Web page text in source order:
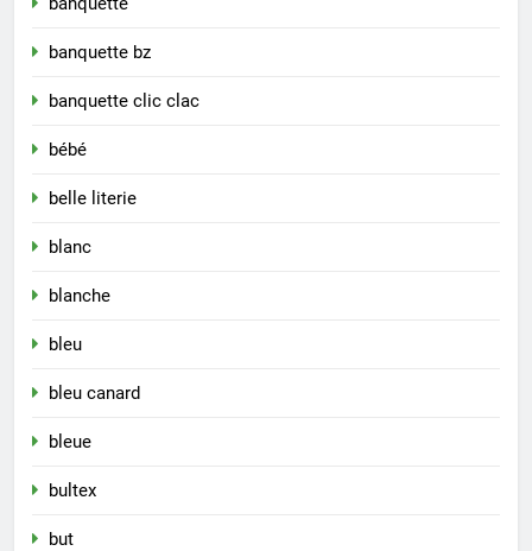
banquette bz
banquette clic clac
bébé
belle literie
blanc
blanche
bleu
bleu canard
bleue
bultex
but